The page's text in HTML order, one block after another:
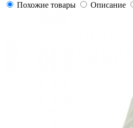
Похожие товары
Описание